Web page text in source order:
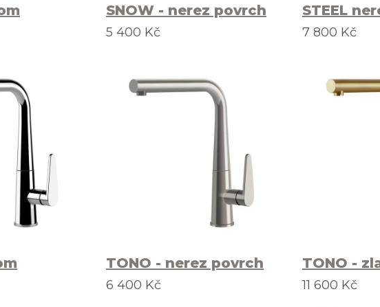
SNOW - nerez povrch
5 400 Kč
STEEL
7 800 Kč
TONO - nerez povrch
6 400 Kč
TONO -
11 600 Kč